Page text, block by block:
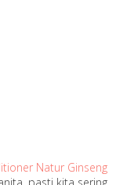
Natur Ginseng
pasti kita sering